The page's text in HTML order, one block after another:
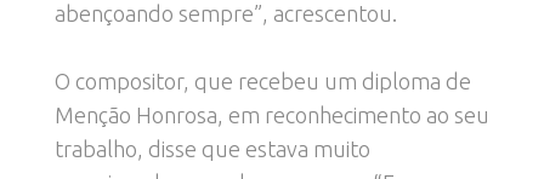
abençoando sempre”, acrescentou.
O compositor, que recebeu um diploma de
Menção Honrosa, em reconhecimento ao seu
trabalho, disse que estava muito